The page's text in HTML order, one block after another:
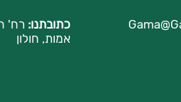
כתובתנו: רח'
אמות, חולון